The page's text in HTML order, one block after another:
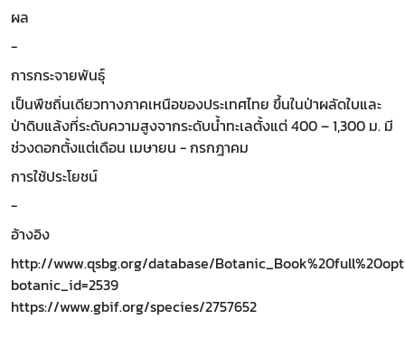
ผล
-
การกระจายพันธุ์
เป็นพืชถิ่นเดียวทางภาคเหนือของประเทศไทย ขึ้นในป่าผลัดใบและ
ป่าดิบแล้งที่ระดับความสูงจากระดับน้ำทะเลตั้งแต่ 400 – 1,300 ม. มี
ช่วงดอกตั้งแต่เดือน เมษายน - กรกฎาคม
การใช้ประโยชน์
-
อ้างอิง
http://www.qsbg.org/database/
botanic_id=2539
https://www.gbif.org/species/2757652